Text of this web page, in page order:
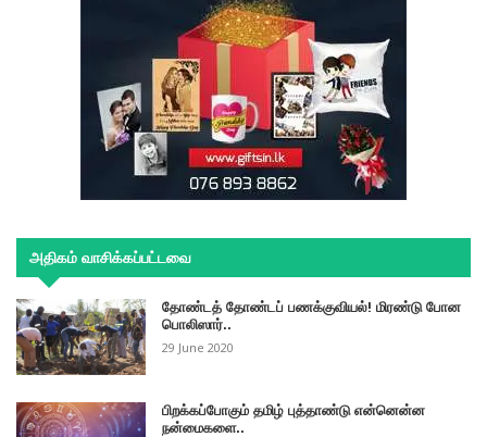
அதிகம் வாசிக்கப்பட்டவை
தோண்டத் தோண்டப் பணக்குவியல்! மிரண்டு போன
பொலிஸார்..
29 June 2020
பிறக்கப்போகும் தமிழ் புத்தாண்டு என்னென்ன
நன்மைகளை..